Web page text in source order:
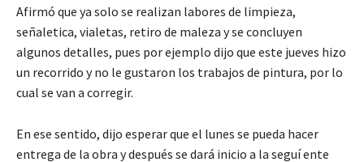
Afirmó que ya solo se realizan labores de limpieza,
señaletica, vialetas, retiro de maleza y se concluyen
algunos detalles, pues por ejemplo dijo que este jueves hizo
un recorrido y no le gustaron los trabajos de pintura, por lo
cual se van a corregir.
En ese sentido, dijo esperar que el lunes se pueda hacer
entrega de la obra y después se dará inicio a la seguí ente